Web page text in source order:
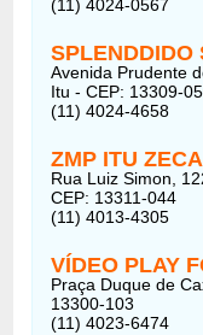
(11) 4024-0567
SPLENDDIDO
Avenida Prudente
Itu - CEP: 13309-
(11) 4024-4658
ZMP ITU
Rua Luiz Simon,
CEP: 13311-044
(11) 4013-4305
VÍDEO PLAY
Praça Duque de
13300-103
(11) 4023-6474